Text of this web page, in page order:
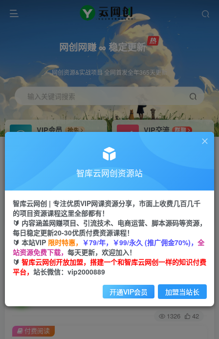
网创网赚 ∞ 稳定更新
网创资源&实战项目 全网首发全年365天更新
输入关键词搜索
VIP会员
抢先
VIP交流
群聊
研究探讨更多创业项目路子。
会员专属推广链接
网赚网创 项目
365天稳定跟新
APP下载
GO
首页 创业课程 会员免费 正文
视频SEO出售虚拟产品每天稳定2-5单利润
1000+史上最稳定私域变现项目【揭秘】
关注 私信
1326 42
付费阅读
智库云网创资源站
智库云网创 | 专注优质VIP网课资源分享，市面上收费几百几千
的项目资源课程这里全部都有！
🔰 内容涵盖网赚项目、引流技术、电商运营、脚本源码等资源，
每日稳定更新20-30优质付费资源课程！
🔰 本站VIP 限时特惠， ￥79/年，￥99/永久 (推广佣金70%)， 全
站资源免费下载， 每天更新，欢迎加入！
🔰 智库云网创开放加盟，搭建一个和智库云网创一样的知识付费
平台， 站长微信：vip2000889
开通VIP会员 加盟当站长